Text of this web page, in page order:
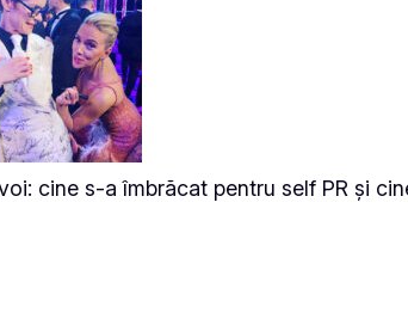
cine s-a îmbrăcat pentru self PR și